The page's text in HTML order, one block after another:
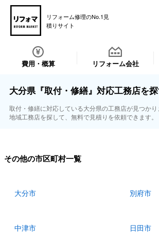
リフォーム修理のNo.1見
積りサイト
費用・概算 リフォーム会社
大分県『取付・修繕』対応工務店を
取付・修繕に対応している大分県の工務店が見つか
地域工務店を探して、無料で見積りを依頼できます。
その他の市区町村一覧
大分市 別府市
中津市 日田市